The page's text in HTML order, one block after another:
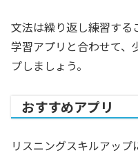
文法は繰り返し練習す
学習アプリと合わせて、
プしましょう。
おすすめアプリ
リスニングスキルアッ